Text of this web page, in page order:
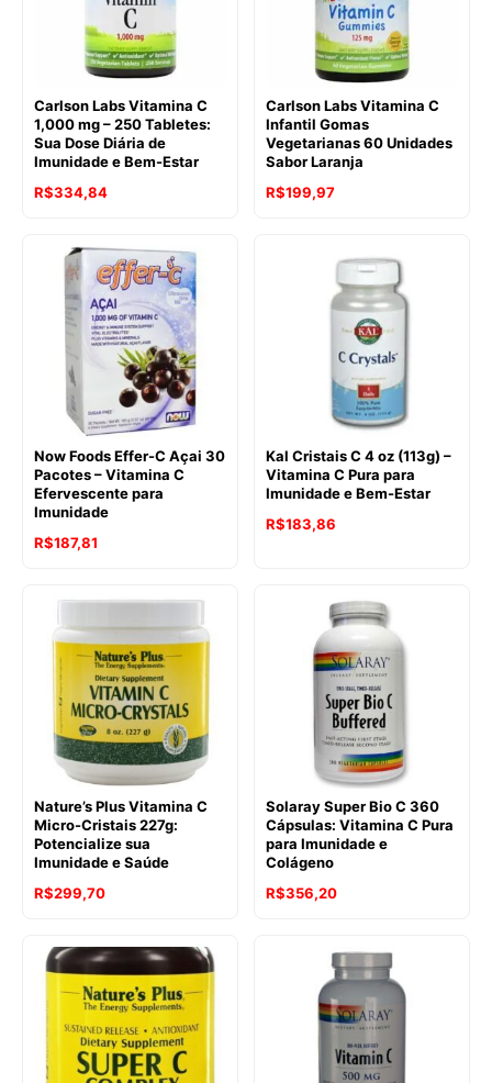
Carlson Labs Vitamina C
1,000 mg – 250 Tabletes:
Sua Dose Diária de
Imunidade e Bem-Estar
R$334,84
Carlson Labs Vitamina C
Infantil Gomas
Vegetarianas 60 Unidades
Sabor Laranja
R$199,97
Now Foods Effer-C Açai 30
Pacotes – Vitamina C
Efervescente para
Imunidade
R$187,81
Kal Cristais C 4 oz (113g) –
Vitamina C Pura para
Imunidade e Bem-Estar
R$183,86
Nature’s Plus Vitamina C
Micro-Cristais 227g:
Potencialize sua
Imunidade e Saúde
R$299,70
Solaray Super Bio C 360
Cápsulas: Vitamina C Pura
para Imunidade e
Colágeno
R$356,20